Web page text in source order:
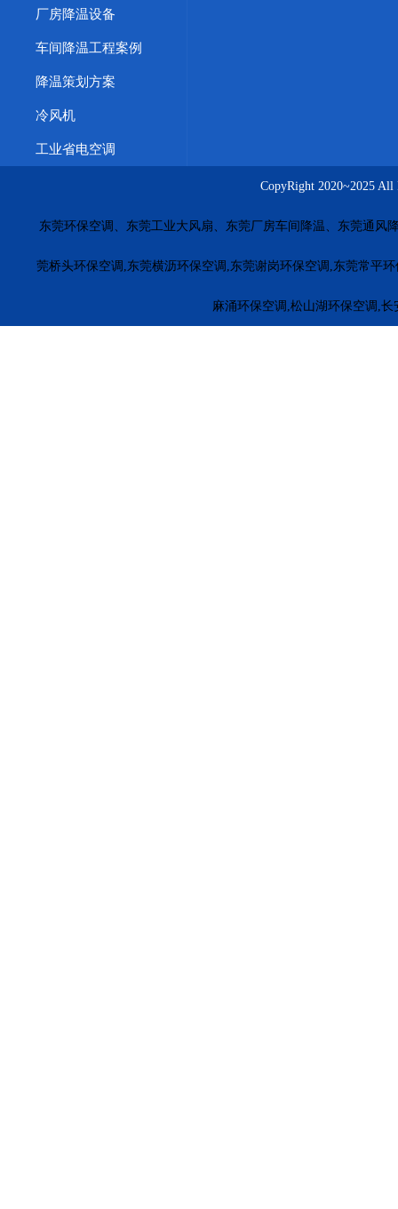
厂房降温设备
车间降温工程案例
降温策划方案
冷风机
工业省电空调
CopyRight 2020~2025
东莞环保空调、东莞工业大风扇、东莞厂房车间降温、东莞通
莞桥头环保空调,东莞横沥环保空调,东莞谢岗环保空调,东莞常平
麻涌环保空调,松山湖环保空调,